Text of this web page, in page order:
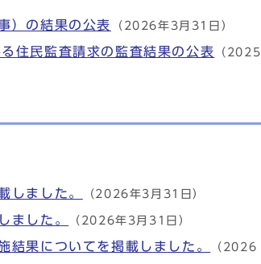
）の結果の公表 （2026年3月31日）
住民監査請求の監査結果の公表 （2025
しました。 （2026年3月31日）
ました。 （2026年3月31日）
結果についてを掲載しました。 （2026